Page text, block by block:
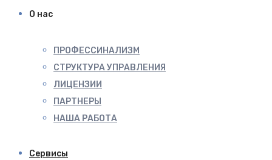
О нас
ПРОФЕССИНАЛИЗМ
СТРУКТУРА УПРАВЛЕНИЯ
ЛИЦЕНЗИИ
ПАРТНЕРЫ
НАША РАБОТА
Сервисы